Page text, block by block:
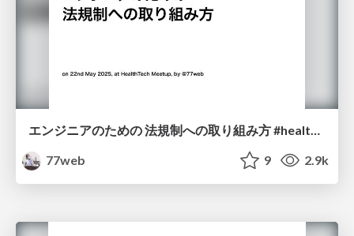
エンジニアのための 法規制への取り組み方 #healthtechmeetup
77web
9 2.9k